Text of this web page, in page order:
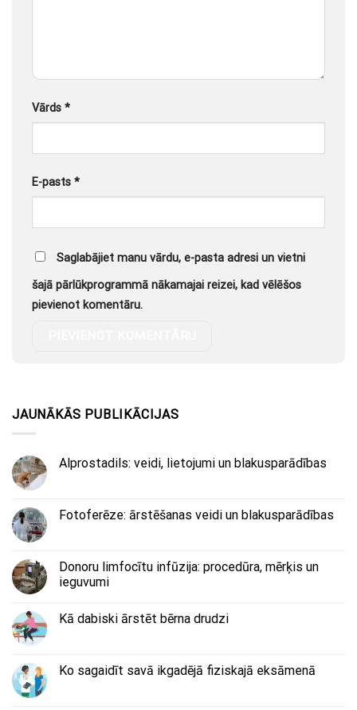
Vārds *
E-pasts *
Saglabājiet manu vārdu, e-pasta adresi un vietni
šajā pārlūkprogrammā nākamajai reizei, kad vēlēšos
pievienot komentāru.
JAUNĀKĀS PUBLIKĀCIJAS
Alprostadils: veidi, lietojumi un blakusparādības
Fotoferēze: ārstēšanas veidi un blakusparādības
Donoru limfocītu infūzija: procedūra, mērķis un
ieguvumi
Kā dabiski ārstēt bērna drudzi
Ko sagaidīt savā ikgadējā fiziskajā eksāmenā